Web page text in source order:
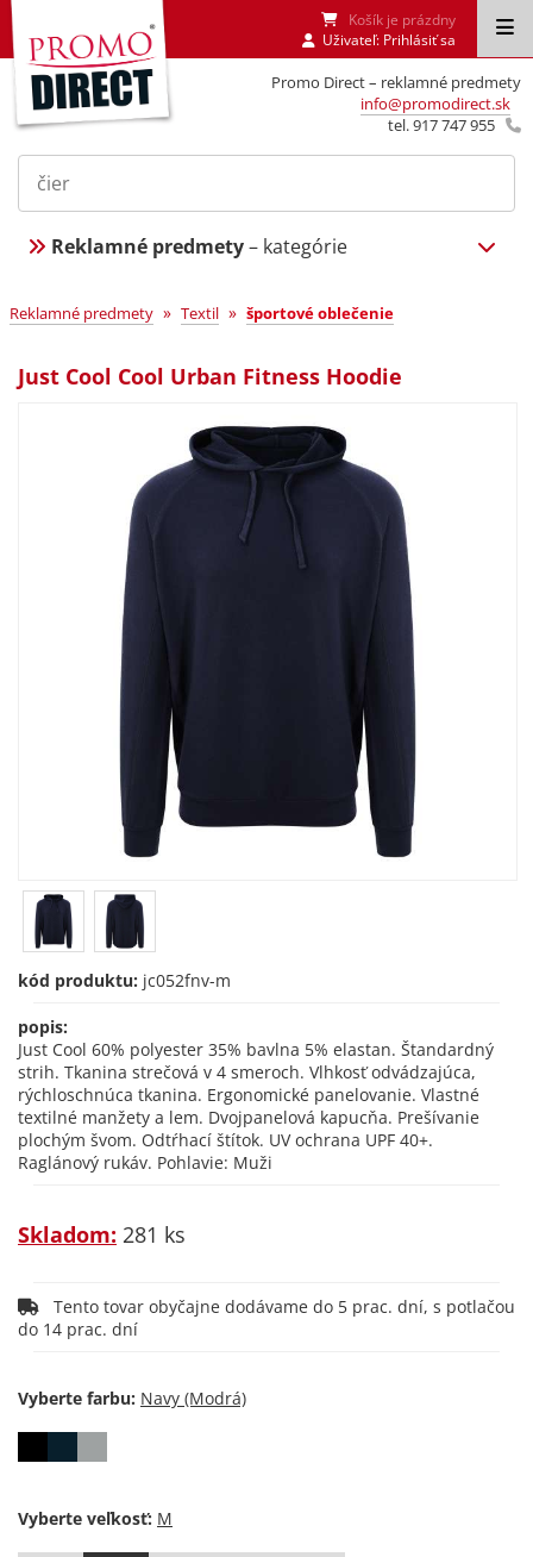
Promo Direct – reklamné predmety
info@promodirect.sk
tel. 917 747 955
Košík je prázdny
Uživateľ: Prihlásiť sa
Reklamné predmety– kategórie
Reklamné predmety » Textil » športové oblečenie
Just Cool Cool Urban Fitness Hoodie
kód produktu: jc052fnv-m
popis:
Just Cool 60% polyester 35% bavlna 5% elastan. Štandardný
strih. Tkanina strečová v 4 smeroch. Vlhkosť odvádzajúca,
rýchloschnúca tkanina. Ergonomické panelovanie. Vlastné
textilné manžety a lem. Dvojpanelová kapucňa. Prešívanie
plochým švom. Odtŕhací štítok. UV ochrana UPF 40+.
Raglánový rukáv. Pohlavie: Muži
Skladom: 281 ks
do 14 prac. dní
Vyberte farbu:
Vyberte veľkosť: